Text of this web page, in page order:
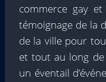
commerce gay
témoignage de la
de la ville pour
et tout au long de
un éventail